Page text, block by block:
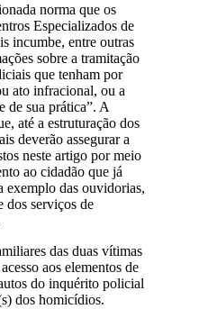
norma que os
Especializados de
incumbe, entre outras
sobre a tramitação
que tenham por
ato infracional, ou a
de sua prática”. A
até a estruturação dos
deverão assegurar a
neste artigo por meio
ao cidadão que já
exemplo das ouvidorias,
dos serviços de
das duas vítimas
aos elementos de
do inquérito policial
dos homicídios.